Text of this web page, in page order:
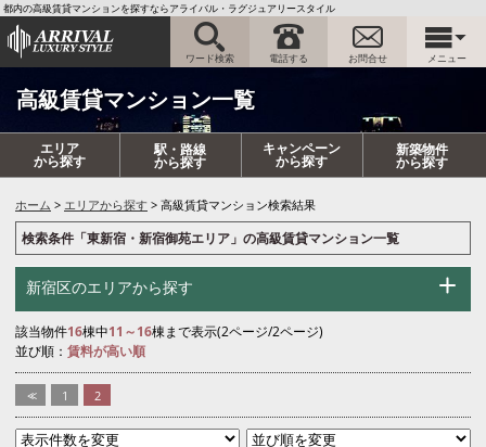
都内の高級賃貸マンションを探すならアライバル・ラグジュアリースタイル
ワード検索 電話する お問合せ メニュー
高級賃貸マンション一覧
エリア
から探す
駅・路線
から探す
キャンペーン
から探す
新築物件
から探す
ホーム エリアから探す 高級賃貸マンション検索結果
検索条件「東新宿・新宿御苑エリア」の高級賃貸マンション一覧
新宿区のエリアから探す
該当物件16棟中11～16棟まで表示(2ページ/2ページ)
並び順： 賃料が高い順
<< 1 2